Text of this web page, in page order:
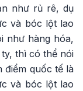
như rủ rê, dụ
và bóc lột lao
như hàng hóa,
thì có thể nói
điểm quốc tế là
và bóc lột lao